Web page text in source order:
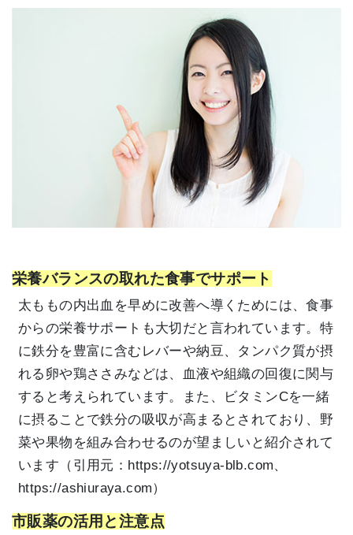
栄養バランスの取れた食事でサポート
太ももの内出血を早めに改善へ導くためには、食事
からの栄養サポートも大切だと言われています。特
に鉄分を豊富に含むレバーや納豆、タンパク質が摂
れる卵や鶏ささみなどは、血液や組織の回復に関与
すると考えられています。また、ビタミンCを一緒
に摂ることで鉄分の吸収が高まるとされており、野
菜や果物を組み合わせるのが望ましいと紹介されて
います（引用元： https://yotsuya-blb.com、
https://ashiuraya.com）
市販薬の活用と注意点